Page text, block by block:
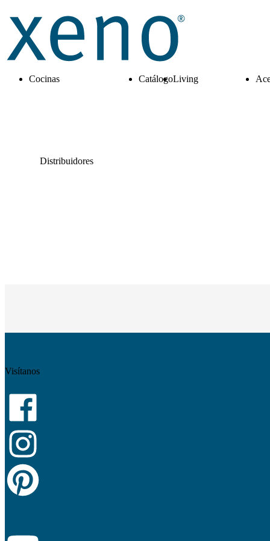
Cocinas CatálogoLiving
Distribuidores
Visítanos